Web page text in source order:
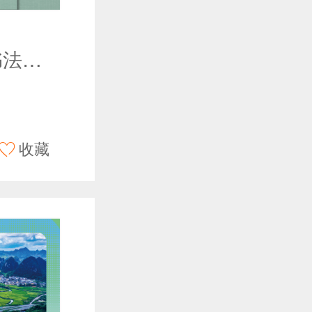
翰墨灵迹：书法艺术的演变
收藏